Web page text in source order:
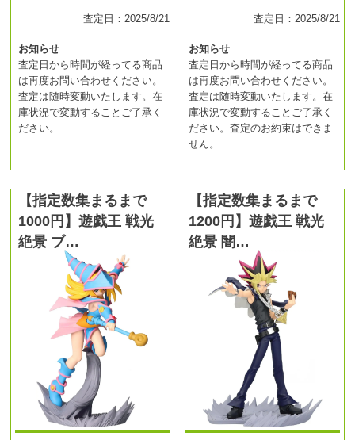
査定日：2025/8/21
お知らせ
査定日から時間が経ってる商品
は再度お問い合わせください。
査定は随時変動いたします。在
庫状況で変動することご了承く
ださい。
査定日：2025/8/21
お知らせ
査定日から時間が経ってる商品
は再度お問い合わせください。
査定は随時変動いたします。在
庫状況で変動することご了承く
ださい。査定のお約束はできま
せん。
【指定数集まるまで
1000円】遊戯王 戦光
絶景 ブ…
【指定数集まるまで
1200円】遊戯王 戦光
絶景 闇…